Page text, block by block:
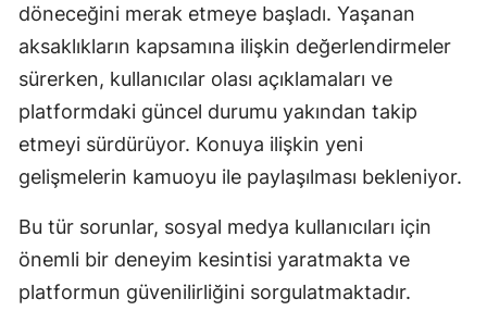
Trabzon
Uşak
Van
Yozgat
döneceğini merak etmeye başladı. Yaşanan
aksaklıkların kapsamına ilişkin değerlendirmeler
sürerken, kullanıcılar olası açıklamaları ve
platformdaki güncel durumu yakından takip
etmeyi sürdürüyor. Konuya ilişkin yeni
gelişmelerin kamuoyu ile paylaşılması bekleniyor.
Bu tür sorunlar, sosyal medya kullanıcıları için
önemli bir deneyim kesintisi yaratmakta ve
platformun güvenilirliğini sorgulatmaktadır.